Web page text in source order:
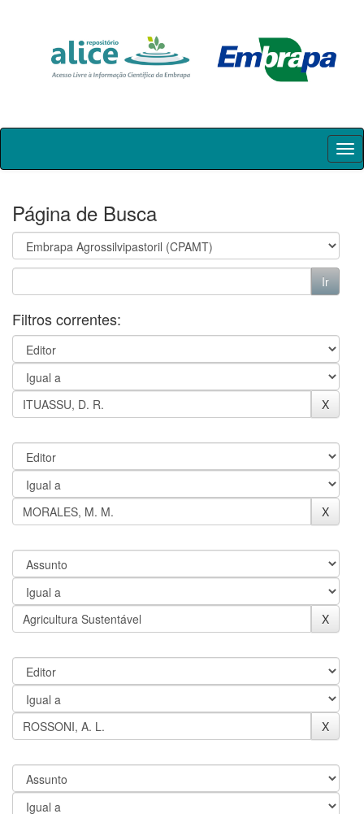
Skip
Página de Busca
Filtros correntes: